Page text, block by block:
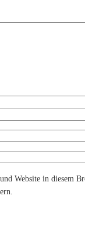
Website in diesem